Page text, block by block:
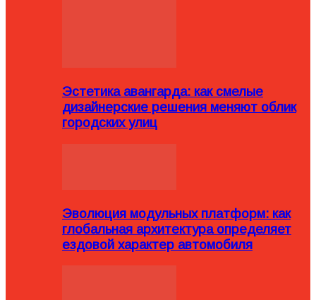
Эстетика авангарда: как смелые
дизайнерские решения меняют облик
городских улиц
Эволюция модульных платформ: как
глобальная архитектура определяет
ездовой характер автомобиля